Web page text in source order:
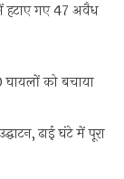
हटाए गए 47 अवैध
को बचाया
ढाई घंटे में पूरा